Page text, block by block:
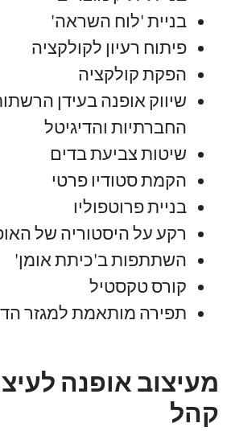
בניית 'לוח השראה'
פיתוח רעיון לקולקציה
הפקת קולקציה
שיווק אופנה בעידן
החברתיות והדיגיטל
שיטות צביעת בדים
הקמת סטודיו פרטי
בניית פרוטפוליו
רקע על היסטוריה של
השתתפות ב'כיתת אומן'
קורס טקסטיל
תפירה מותאמת למגזר
מעיצוב אופנה
קהל